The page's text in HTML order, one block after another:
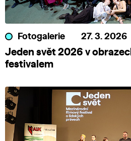
Fotogalerie 27. 3. 2026
Jeden svět 2026 v
festivalem